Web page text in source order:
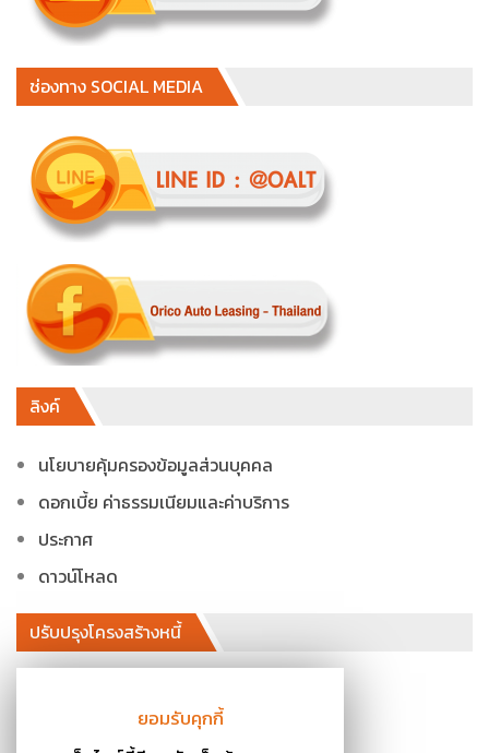
ช่องทาง SOCIAL MEDIA
ลิงค์
นโยบายคุ้มครองข้อมูลส่วนบุคคล
ดอกเบี้ย ค่าธรรมเนียมและค่าบริการ
ประกาศ
ดาวน์โหลด
ปรับปรุงโครงสร้างหนี้
ไอดีไลน์ : @oaltresยอมรับคุกกี้